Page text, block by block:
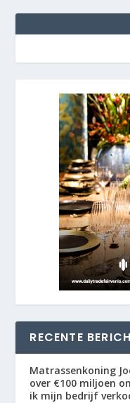
RECENTE
Matrassenkoning
over €100 miljoen
ik mijn bedrijf